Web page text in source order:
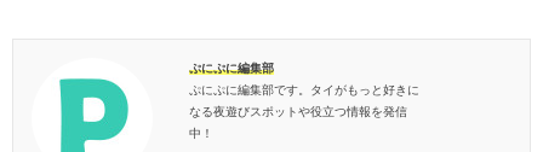
ぷにぷに編集部
ぷにぷに編集部です。タイがもっと好きに
なる夜遊びスポットや役立つ情報を発信
中！